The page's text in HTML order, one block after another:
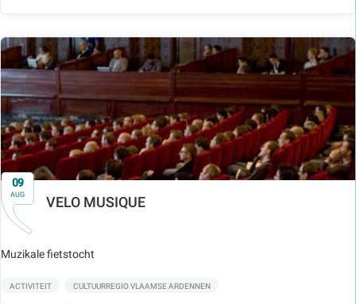
09
AUG
VELO MUSIQUE
Muzikale fietstocht
ACTIVITEIT CULTUURREGIO VLAAMSE ARDENNEN